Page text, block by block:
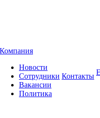
Компания
Новости
Сотрудники
Вакансии
Политика
Контакты